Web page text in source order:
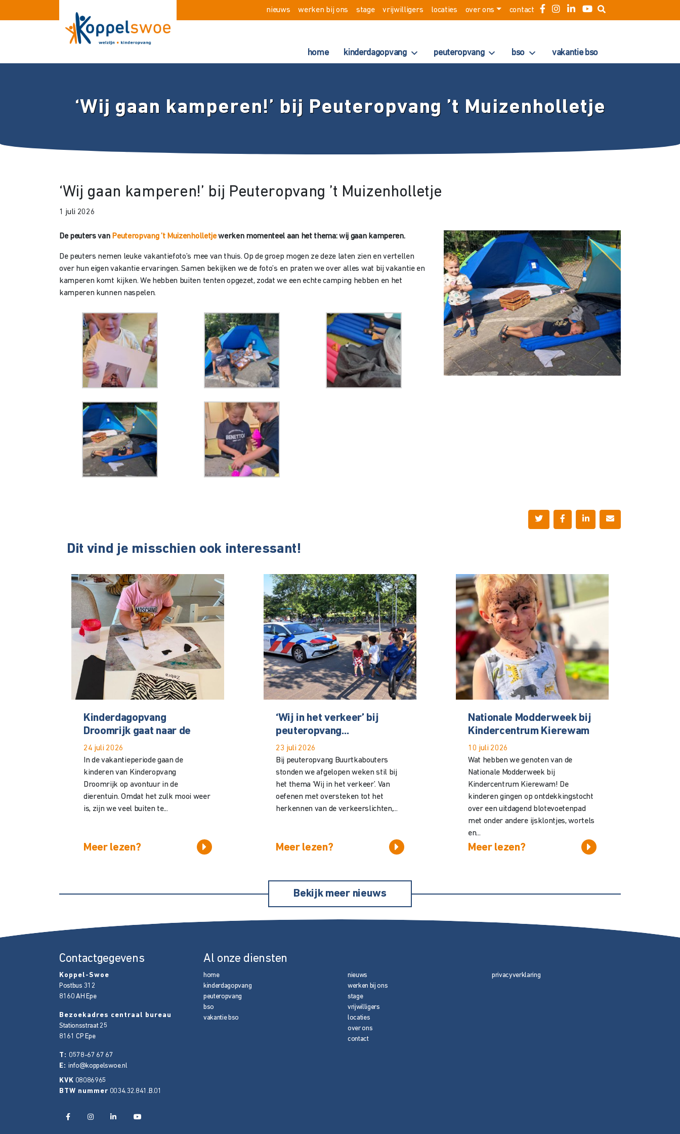
nieuws werken bij ons stage vrijwilligers locaties over ons contact
home kinderdagopvang peuteropvang bso vakantie bso
‘Wij gaan kamperen!’ bij Peuteropvang ’t Muizenholletje
‘Wij gaan kamperen!’ bij Peuteropvang ’t Muizenholletje
1 juli 2026
De peuters van Peuteropvang ’t Muizenholletjewerken momenteel aan het thema: wij gaan kamperen.
De peuters nemen leuke vakantiefoto’s mee van thuis. Op de groep mogen ze deze laten zien en vertellen
over hun eigen vakantie ervaringen. Samen bekijken we de foto’s en praten we over alles wat bij vakantie en
kamperen komt kijken. We hebben buiten tenten opgezet, zodat we een echte camping hebben en het
kamperen kunnen naspelen.
Dit vind je misschien ook interessant!
Kinderdagopvang
Droomrijk gaat naar de
24 juli 2026
In de vakantieperiode gaan de
kinderen van Kinderopvang
Droomrijk op avontuur in de
dierentuin. Omdat het zulk mooi weer
is, zijn we veel buiten te...
Meer lezen?
‘Wij in het verkeer’ bij
peuteropvang...
23 juli 2026
Bij peuteropvang Buurtkabouters
stonden we afgelopen weken stil bij
het thema ‘Wij in het verkeer’. Van
oefenen met oversteken tot het
herkennen van de verkeerslichten,...
Meer lezen?
Nationale Modderweek bij
Kindercentrum Kierewam
10 juli 2026
Wat hebben we genoten van de
Nationale Modderweek bij
Kindercentrum Kierewam! De
kinderen gingen op ontdekkingstocht
over een uitdagend blotevoetenpad
met onder andere ijsklontjes, wortels
en...
Meer lezen?
Bekijk meer nieuws
Contactgegevens
Koppel-Swoe
Postbus 312
8160 AH Epe
Bezoekadres centraal bureau
Stationsstraat 25
8161 CPEpe
T: 0578-67 67 67
E: info@koppelswoe.nl
KVK 08086965
BTW nummer 0034.32.841.B.01
Al onze diensten
home
kinderdagopvang
peuteropvang
bso
vakantie bso
nieuws
werken bij ons
stage
vrijwilligers
locaties
over ons
contact
privacyverklaring